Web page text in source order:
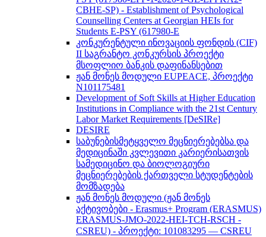
CBHE-SP) - Establishment of Psychological
Counselling Centers at Georgian HEIs for
Students E-PSY (617980-E
კონკურენტული ინოვაციის ფონდის (CIF)
II საგრანტო კონკურსის პროექტი
მსოფლიო ბანკის დაფინანსებით
ჟან მონეს მოდული EUPEACE, პროექტი
N101175481
Development of Soft Skills at Higher Education
Institutions in Compliance with the 21st Century
Labor Market Requirements [DeSIRe]
DESIRE
საბუნებისმეტყველო მეცნიერებებსა და
მედიცინაში კვლევითი კარიერისათვის
სამედიცინო და ბიოლოგიური
მეცნიერებების ქართველი სტუდენტების
მომზადება
ჟან მონეს მოდული (ჟან მონეს
აქტივობები - Erasmus+ Program (ERASMUS)
ERASMUS-JMO-2022-HEI-TCH-RSCH -
CSREU) - პროექტი: 101083295 — CSREU